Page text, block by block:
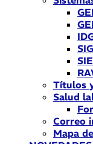
GEI
SIE
Títulos
Salud
Correo
Mapa